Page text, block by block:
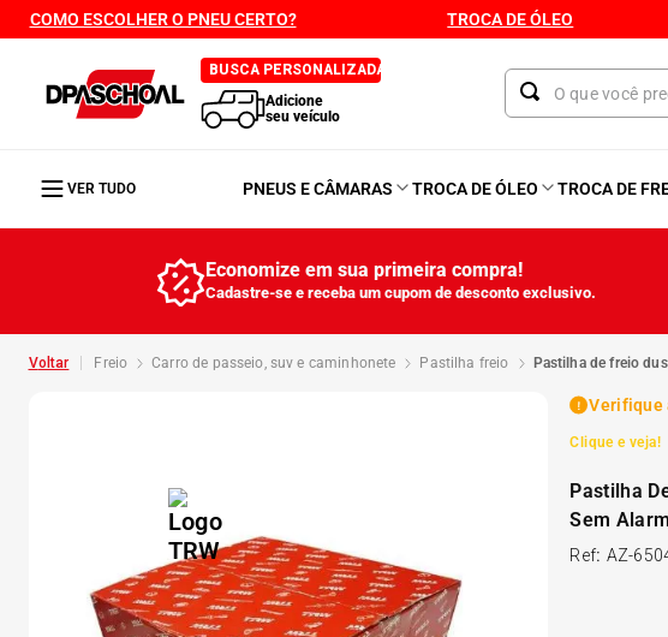
COMO ESCOLHER O PNEU CERTO? TROCA DE ÓLEO
BUSCA PERSONALIZADA
Adicione
seu veículo
VER TUDO PNEUS E CÂMARAS TROCA DE ÓLEO TROCA DE
Economize em sua primeira compra!
Cadastre-se e receba um cupom de desconto exclusivo.
freio carro de passeio, suv e caminhonete pastilha freio pastilha de freio
Verifique
Clique e veja!
Pastilha
Sem
Ref: AZ-
1º Kit 4
2º Kit Pneu
3º Bproauto
175 65r14
Kit 4